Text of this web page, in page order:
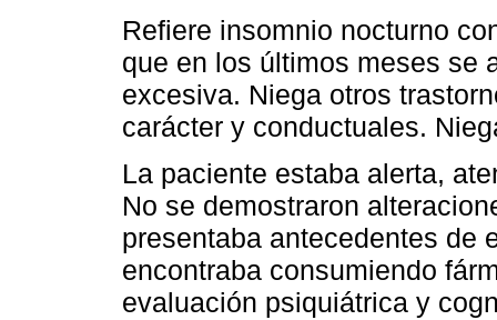
Refiere insomnio nocturno
que en los últimos meses se
excesiva. Niega otros
carácter y conductuales.
La paciente estaba alerta,
No se demostraron
presentaba antecedentes de
encontraba consumiendo
evaluación psiquiátrica y